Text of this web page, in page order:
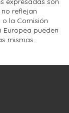
reflejan
o la Comisión
Europea pueden
mismas.